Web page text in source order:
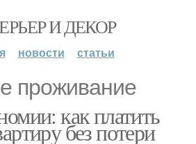
И ДЕКОР
новости статьи
проживание
как платить
без потери